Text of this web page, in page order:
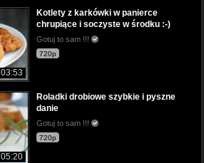
03:53
Kotlety z karkówki w panierce
chrupiące i soczyste w środku :-)
Gotuj to sam !!!
720p
05:20
Roladki drobiowe szybkie i pyszne
danie
Gotuj to sam !!!
720p